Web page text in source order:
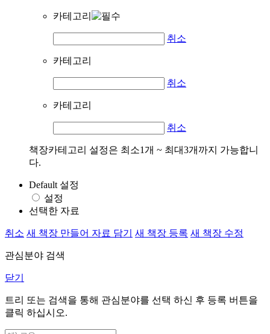
카테고리
취소
카테고리
취소
카테고리
취소
책장카테고리 설정은 최소1개 ~ 최대3개까지 가능합니
다.
Default 설정
설정
선택한 자료
취소 새 책장 만들어 자료 담기 새 책장 등록 새 책장 수정
관심분야 검색
닫기
트리 또는 검색을 통해 관심분야를 선택 하신 후 등록 버튼을
클릭 하십시오.